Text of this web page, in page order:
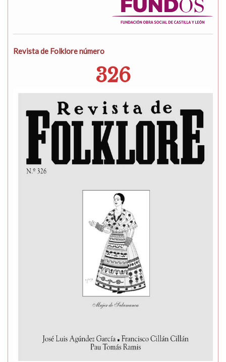
Revista de Folklore número
326